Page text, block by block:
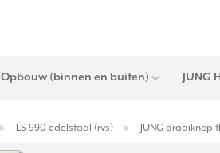
Opbouw (binnen en buiten) JUNG
LS 990 edelstaal (rvs) JUNG draaiknop